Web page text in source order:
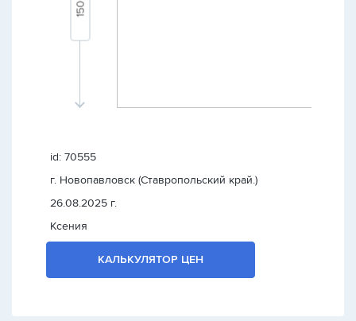
id: 70555
г. Новопавловск (Ставропольский край.)
26.08.2025 г.
Ксения
КАЛЬКУЛЯТОР ЦЕН